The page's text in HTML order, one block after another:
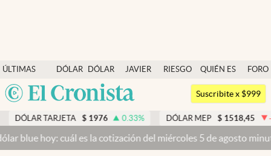
ÚLTIMAS
NOTICIAS
DÓLAR
DÓLAR
BLUE
JAVIER
RIESGO
QUIÉN ES
QUIÉN
FORO
Argentina
México
Dólar
Members
Economía y Política
Finanzas y Mercados
Suscribite x $999
$ 1976 0.33% DÓLAR MEP $ 1518,45 -0.05%
es la cotización del miércoles 5 de agosto minuto a minuto